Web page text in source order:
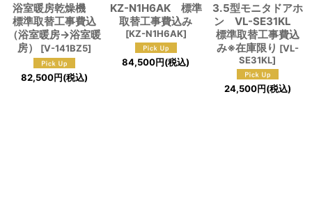
浴室暖房乾燥機
標準取替工事費込
（浴室暖房→浴室暖
房）
[V-141BZ5]
82,500円(税込)
KZ-N1H6AK 標準
取替工事費込み
[KZ-N1H6AK]
84,500円(税込)
3.5型モニタドアホ
ン VL-SE31KL
標準取替工事費込
み※在庫限り [VL-
SE31KL]
24,500円(税込)